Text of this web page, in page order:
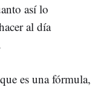
así lo
al día
es una fórmula,